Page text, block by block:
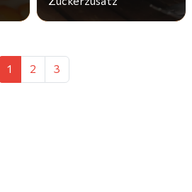
Aktuelle Seite
1 Seite
2 Seite
3